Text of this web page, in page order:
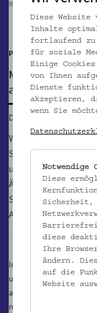
Pause
Mostothek im
Pavillon 1 @ Otto Wagner
MOSTOTHEK
am Otto Wagner
Di, 04.08.2026, 17:00
Wir sind GeSOKS,
Supplementäres,
uns werden Säfte,
Äpfeln und Birnen
September, immer
Areal, Pav. 1. – nur
Im Sortiment befinden
und (Perl-)Schaumwein,
alle auf Ausgangsbasis
naturtrüben Apfelsaft,
Diese Website
Inhalte
fortlaufend zu
für soziale
Einige
von Ihnen
Dienste
akzeptieren,
wenn Sie
Notwendige
Diese
Sicherheit,
diese
Ihre
ändern.
auf die
Website